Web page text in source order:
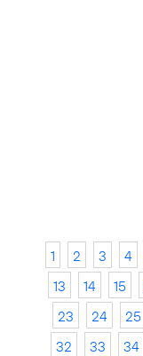
1 2 3 4
13
14 15
23
24 25
32
33 34